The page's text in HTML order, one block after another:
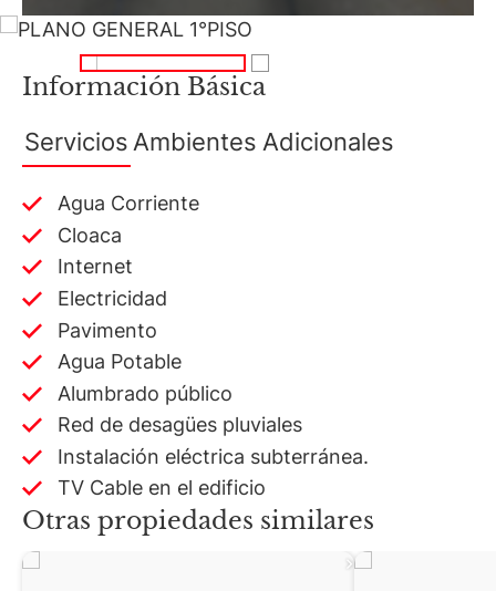
Información Básica
Servicios Ambientes Adicionales
Agua Corriente
Cloaca
Internet
Electricidad
Pavimento
Agua Potable
Alumbrado público
Red de desagües pluviales
Instalación eléctrica subterránea.
TV Cable en el edificio
Otras propiedades similares